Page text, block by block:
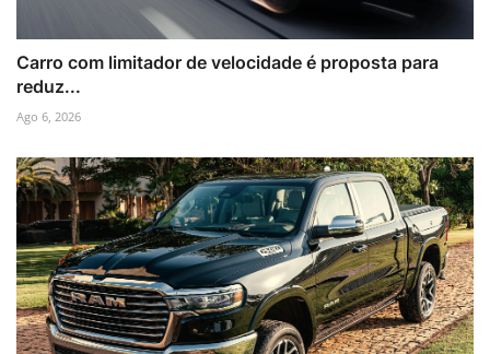
Carro com limitador de velocidade é proposta para
reduz...
Ago 6, 2026